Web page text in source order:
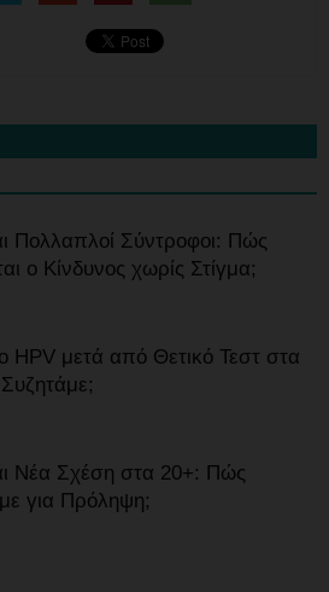
Πολλαπλοί Σύντροφοι: Πώς
ο Κίνδυνος χωρίς Στίγμα;
HPV μετά από Θετικό Τεστ στα
Νέα Σχέση στα 20+: Πώς
για Πρόληψη;